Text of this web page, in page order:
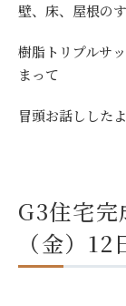
壁、床、屋根の
樹脂トリプルサ
まって
冒頭お話しした
G3住宅完
（金）